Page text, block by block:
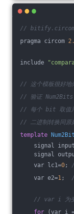
//
pragma circom
include
// 这个模板很好
// 验证 Num2Bits
// 每个 bit 取值
// 二进制转换同原
template
signal
signal
var lc1=0;
var e2=1;
// var i 为变
for (var i